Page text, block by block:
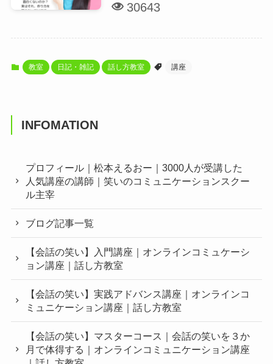
30643
教室 日記・雑記 話し方教室 講座
INFOMATION
プロフィール｜松本えるおー｜3000人が受講した
人気講座の講師｜笑いのコミュニケーションスクー
ル主宰
ブログ記事一覧
【会話の笑い】入門講座｜オンラインコミュケーシ
ョン講座｜話し方教室
【会話の笑い】実践アドバンス講座｜オンラインコ
ミュニケーション講座｜話し方教室
【会話の笑い】マスターコース｜会話の笑いを３か
月で体得する｜オンラインコミュニケーション講座